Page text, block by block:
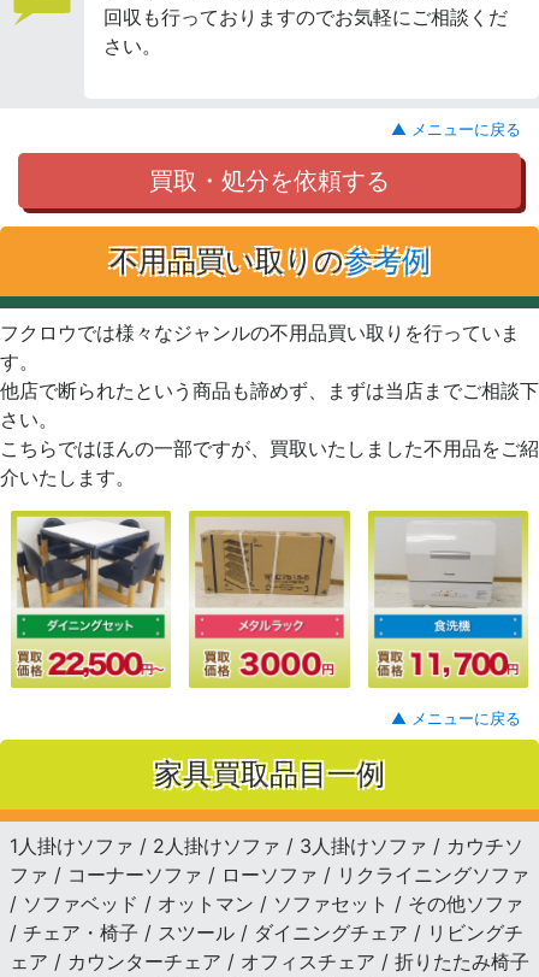
回収も行っておりますのでお気軽にご相談くだ
さい。
▲ メニューに戻る
買取・処分を依頼する
不用品買い取りの参考例
フクロウでは様々なジャンルの不用品買い取りを行っていま
す。
他店で断られたという商品も諦めず、まずは当店までご相談下
さい。
こちらではほんの一部ですが、買取いたしました不用品をご紹
介いたします。
▲ メニューに戻る
家具買取品目一例
1人掛けソファ / 2人掛けソファ / 3人掛けソファ / カウチソ
ファ / コーナーソファ / ローソファ / リクライニングソファ
/ ソファベッド / オットマン / ソファセット / その他ソファ
/ チェア・椅子 / スツール / ダイニングチェア / リビングチ
ェア / カウンターチェア / オフィスチェア / 折りたたみ椅子